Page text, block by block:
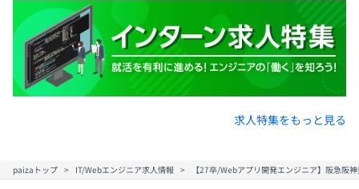
求人特集をもっと見る
paizaトップ IT/Webエンジニア求人情報 【27卒/Webアプリ開発エンジニア】阪急阪